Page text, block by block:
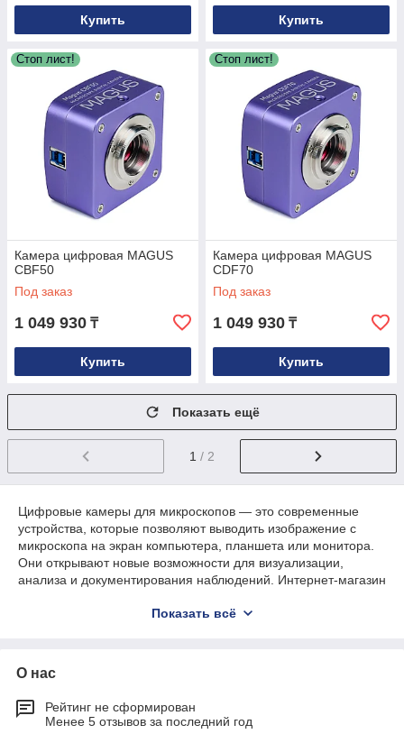
Купить Купить
Стоп лист!
Камера цифровая MAGUS
CBF50
Под заказ
1 049 930 ₸
Купить
Стоп лист!
Камера цифровая MAGUS
CDF70
Под заказ
1 049 930 ₸
Купить
Показать ещё
1 / 2
Цифровые камеры для микроскопов — это современные
устройства, которые позволяют выводить изображение с
микроскопа на экран компьютера, планшета или монитора.
Они открывают новые возможности для визуализации,
анализа и документирования наблюдений. Интернет-магазин
цифровых камер для разных типов микроскопов с доставкой
Назначение и возможности цифровых
камер для микроскопов
Показать всё
О нас
Рейтинг не сформирован
Менее 5 отзывов за последний год